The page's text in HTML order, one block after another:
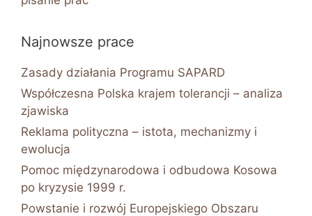
Najnowsze prace
Zasady działania Programu SAPARD
Współczesna Polska krajem tolerancji – analiza
zjawiska
Reklama polityczna – istota, mechanizmy i
ewolucja
Pomoc międzynarodowa i odbudowa Kosowa
po kryzysie 1999 r.
Powstanie i rozwój Europejskiego Obszaru